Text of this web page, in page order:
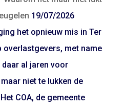
19/07/2026
het opnieuw mis in Ter
overlastgevers, met name
al jaren voor
niet te lukken de
COA, de gemeente